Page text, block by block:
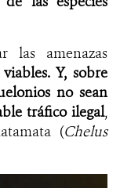
las amenazas
Y, sobre
no sean
tráfico ilegal,
(Chelus